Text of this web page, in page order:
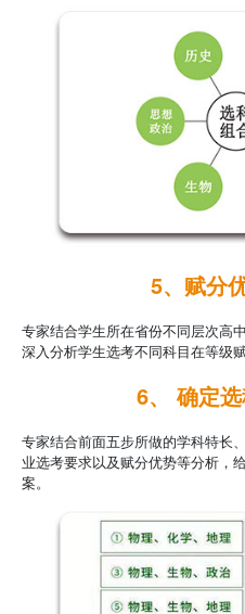
5、赋分
专家结合学生所在省份不同层次高
深入分析学生选考不同科目在等级
6、 确定
专家结合前面五步所做的学科特长
业选考要求以及赋分优势等分析，
案。